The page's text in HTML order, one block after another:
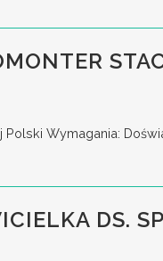
Wymagania:
DS.